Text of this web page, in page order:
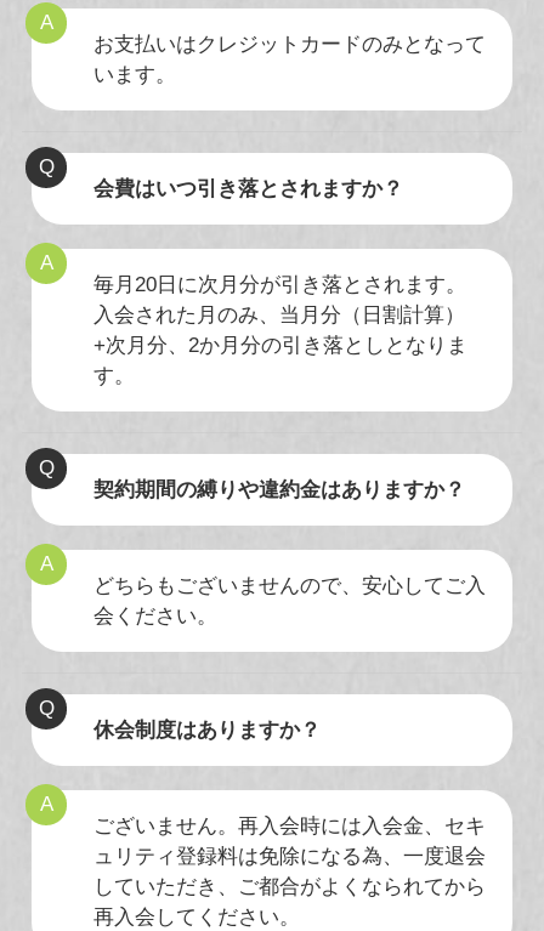
お支払いはクレジットカードのみとなって
います。
会費はいつ引き落とされますか？
毎月20日に次月分が引き落とされます。
入会された月のみ、当月分（日割計算）
+次月分、2か月分の引き落としとなりま
す。
契約期間の縛りや違約金はありますか？
どちらもございませんので、安心してご入
会ください。
休会制度はありますか？
ございません。再入会時には入会金、セキ
ュリティ登録料は免除になる為、一度退会
していただき、ご都合がよくなられてから
再入会してください。